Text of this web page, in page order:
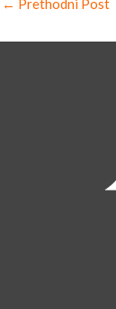
← Prethodni Post